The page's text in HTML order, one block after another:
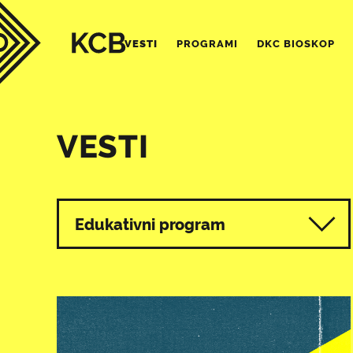
VESTI PROGRAMI DKC BIOSKOP
VESTI
Svi programi
Edukativni program